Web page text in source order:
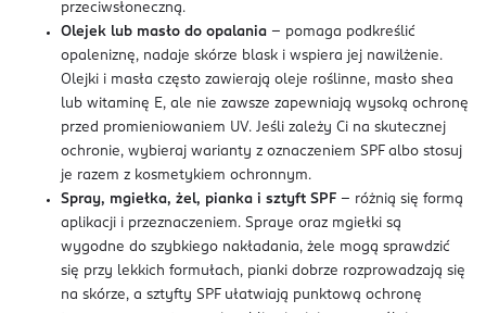
przeciwsłoneczną.
Olejek lub masło do opalania – pomaga podkreślić
opaleniznę, nadaje skórze blask i wspiera jej nawilżenie.
Olejki i masła często zawierają oleje roślinne, masło shea
lub witaminę E, ale nie zawsze zapewniają wysoką ochronę
przed promieniowaniem UV. Jeśli zależy Ci na skutecznej
ochronie, wybieraj warianty z oznaczeniem SPF albo stosuj
je razem z kosmetykiem ochronnym.
Spray, mgiełka, żel, pianka i sztyft SPF – różnią się formą
aplikacji i przeznaczeniem. Spraye oraz mgiełki są
wygodne do szybkiego nakładania, żele mogą sprawdzić
się przy lekkich formułach, pianki dobrze rozprowadzają się
na skórze, a sztyfty SPF ułatwiają punktową ochronę